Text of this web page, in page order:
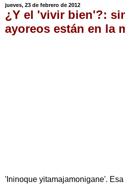
jueves, 23 de febrero de 2012
¿Y el 'vivir bien'?:
ayoreos están en la
'Ininoque yitamajamonigane'.